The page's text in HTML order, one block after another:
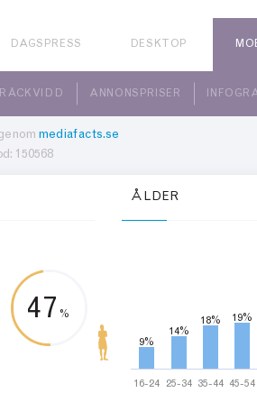
DAGSPRESS DESKTOP
RÄCKVIDD ANNONSPRISER
mediafacts.se
150568
47 %
ÅLDER
9%
9%
14%
14%
18%
18% 19%
19%
16-24 25-34 35-44 45-54